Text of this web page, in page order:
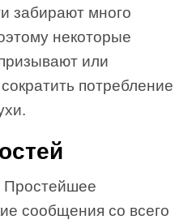
забирают много
некоторые
или
потребление
Простейшее
сообщения со всего